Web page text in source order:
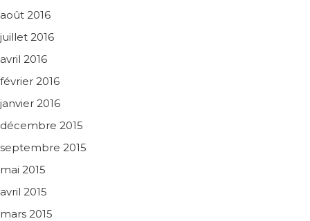
août 2016
juillet 2016
avril 2016
février 2016
janvier 2016
décembre 2015
septembre 2015
mai 2015
avril 2015
mars 2015